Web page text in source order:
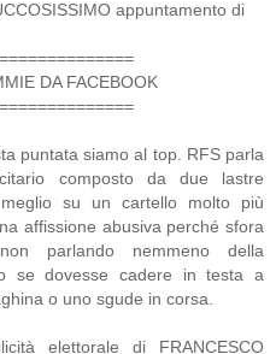
appuntamento di
DA FACEBOOK
puntata siamo al top. RFS parla
composto da due lastre
su un cartello molto più
affissione abusiva perché sfora
parlando nemmeno della
se dovesse cadere in testa a
o uno sgude in corsa.
elettorale di FRANCESCO